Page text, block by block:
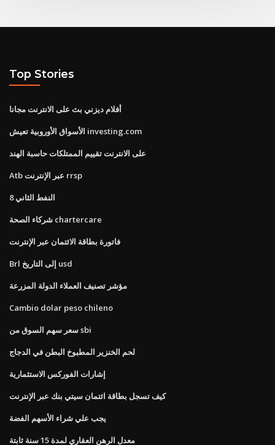
Top Stories
أفلام ديزني بث على الانترنت مجانا
الأسواق الأوروبية تعيش investing.com
على الانترنت تقييم الممتلكات حاسبة الهند
Atb عبر الإنترنت rrsp
النفط الثاني 8
شركاء الصحة chartercare
فاتورة بطاقة الائتمان عبر الإنترنت
Brl إلى التاريخ usd
مؤشر تصنيف العملاء الدولة المزرعة
Cambio dolar peso chileno
سعر سهم السوق من sbi
لحم الخنزير المطبوخ البطن في الدجاج
إشارات الفوركس الاستثمارية
كيف تسجل بطاقة ائتمان سيتي بنك عبر الإنترنت
يجب علي شراء الأسهم الفضة
معدل الرهن العقاري لمدة 15 سنة ثابتة